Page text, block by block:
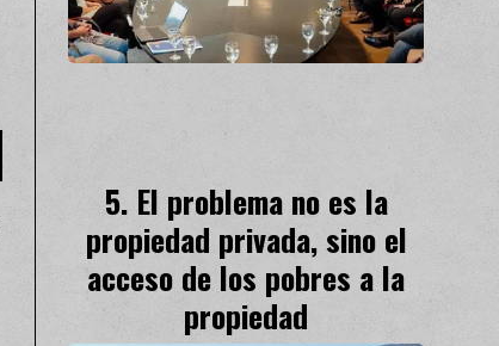
El problema no es la
propiedad privada, sino el
acceso de los pobres a la
propiedad